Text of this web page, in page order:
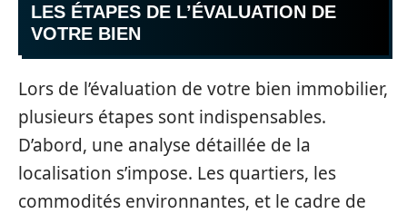
LES ÉTAPES DE L’ÉVALUATION DE
VOTRE BIEN
Lors de l’évaluation de votre bien immobilier,
plusieurs étapes sont indispensables.
D’abord, une analyse détaillée de la
localisation s’impose. Les quartiers, les
commodités environnantes, et le cadre de